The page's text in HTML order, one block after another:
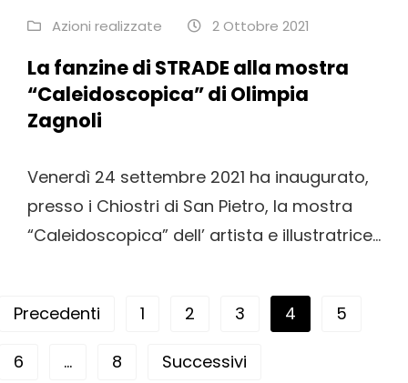
Azioni realizzate 2 Ottobre 2021
La fanzine di STRADE alla mostra
“Caleidoscopica” di Olimpia
Zagnoli
Venerdì 24 settembre 2021 ha inaugurato,
presso i Chiostri di San Pietro, la mostra
“Caleidoscopica” dell’ artista e illustratrice...
Navigazione articoli
Precedenti 1 2 3 4 5
6 … 8 Successivi